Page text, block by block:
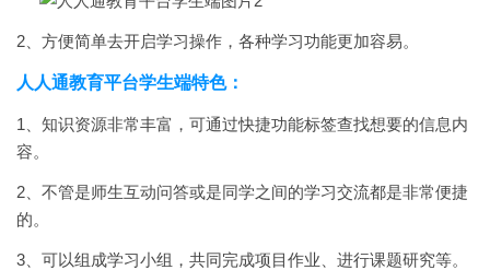
2、方便简单去开启学习操作，各种学习功能更加容易。
人人通教育平台学生端特色：
1、知识资源非常丰富，可通过快捷功能标签查找想要的信息内
容。
2、不管是师生互动问答或是同学之间的学习交流都是非常便捷
的。
3、可以组成学习小组，共同完成项目作业、进行课题研究等。